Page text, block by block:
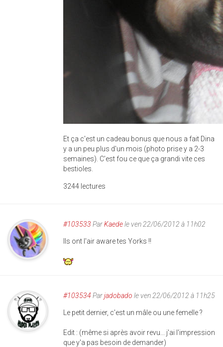
Et ça c'est un cadeau bonus que nous a fait Dina
y a un peu plus d'un mois (photo prise y a 2-3
semaines). C'est fou ce que ça grandi vite ces
bestioles.
3244 lectures
#103533 ParKaedele ven 22/06/2012 à 11h02
Ils ont l'air aware tes Yorks !!
#103534 Parjadobado le ven 22/06/2012 à 11h25
Le petit dernier, c'est un mâle ou une femelle ?
Edit : (même si après avoir revu... j'ai l'impression
que y'a pas besoin de demander)